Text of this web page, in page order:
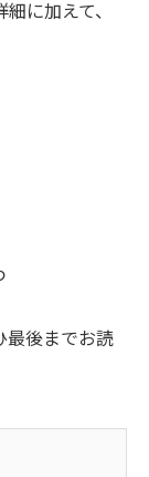
に加えて、
最後までお読